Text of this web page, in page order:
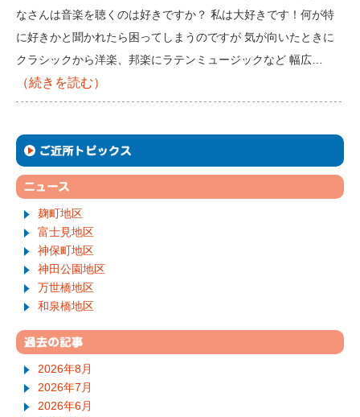
なさんは音楽を聴くのは好きですか？ 私は大好きです！何が特
に好きかと聞かれたら困ってしまうのですが 気が向いたときに
クラシックから洋楽、邦楽にラテンミュージックなど 幅広…
（続きを読む）
麹町地区
富士見地区
神保町地区
神田公園地区
万世橋地区
和泉橋地区
2026年8月
2026年7月
2026年6月